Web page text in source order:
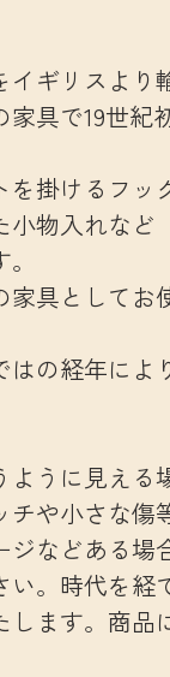
ギリスより
具で19世紀
掛けるフッ
小物入れなど
具としてお
の経年によ
うに見える
や小さな傷
などある場
。時代を経
ます。商品